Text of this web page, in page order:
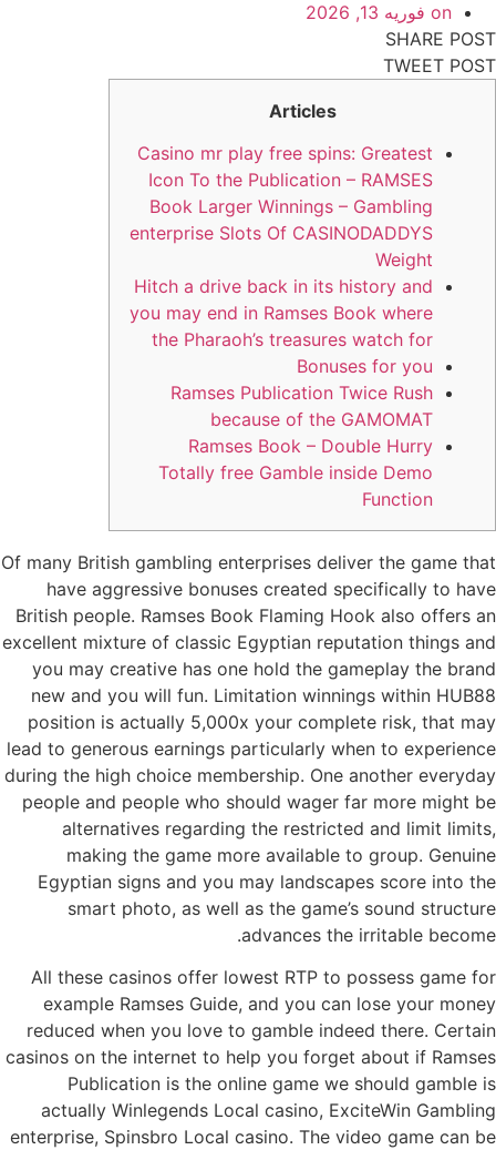
on فوریه 13, 2026
SHARE POST
TWEET POST
Articles
Casino mr play free spins: Greatest
Icon To the Publication – RAMSES
Book Larger Winnings – Gambling
enterprise Slots Of CASINODADDYS
Weight
Hitch a drive back in its history and
you may end in Ramses Book where
the Pharaoh’s treasures watch for
Bonuses for you
Ramses Publication Twice Rush
because of the GAMOMAT
Ramses Book – Double Hurry
Totally free Gamble inside Demo
Function
Of many British gambling enterprises deliver the game that
have aggressive bonuses created specifically to have
British people. Ramses Book Flaming Hook also offers an
excellent mixture of classic Egyptian reputation things and
you may creative has one hold the gameplay the brand
new and you will fun. Limitation winnings within HUB88
position is actually 5,000x your complete risk, that may
lead to generous earnings particularly when to experience
during the high choice membership. One another everyday
people and people who should wager far more might be
alternatives regarding the restricted and limit limits,
making the game more available to group. Genuine
Egyptian signs and you may landscapes score into the
smart photo, as well as the game’s sound structure
advances the irritable become.
All these casinos offer lowest RTP to possess game for
example Ramses Guide, and you can lose your money
reduced when you love to gamble indeed there. Certain
casinos on the internet to help you forget about if Ramses
Publication is the online game we should gamble is
actually Winlegends Local casino, ExciteWin Gambling
enterprise, Spinsbro Local casino. The video game can be